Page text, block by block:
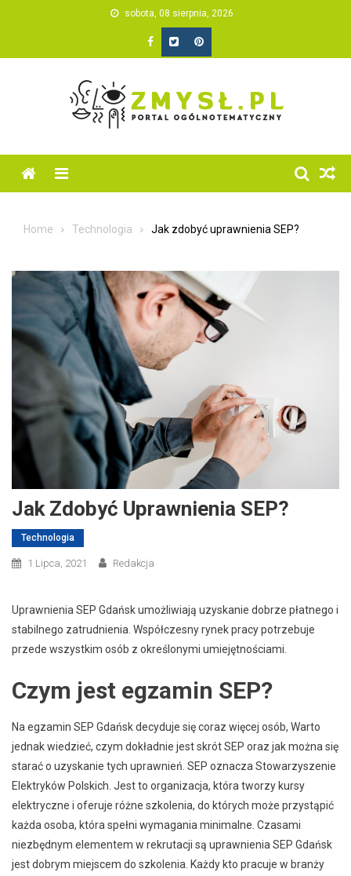
sobota, 08 sierpnia, 2026
Home Technologia Jak zdobyć uprawnienia SEP?
Jak Zdobyć Uprawnienia SEP?
Technologia
1 Lipca, 2021 Redakcja
Uprawnienia SEP Gdańsk umożliwiają uzyskanie dobrze płatnego i
stabilnego zatrudnienia. Współczesny rynek pracy potrzebuje
przede wszystkim osób z określonymi umiejętnościami.
Czym jest egzamin SEP?
Na egzamin SEP Gdańsk decyduje się coraz więcej osób, Warto
jednak wiedzieć, czym dokładnie jest skrót SEP oraz jak można się
starać o uzyskanie tych uprawnień. SEP oznacza Stowarzyszenie
Elektryków Polskich. Jest to organizacja, która tworzy kursy
elektryczne i oferuje różne szkolenia, do których może przystąpić
każda osoba, która spełni wymagania minimalne. Czasami
niezbędnym elementem w rekrutacji są uprawnienia SEP Gdańsk
jest dobrym miejscem do szkolenia. Każdy kto pracuje w branży